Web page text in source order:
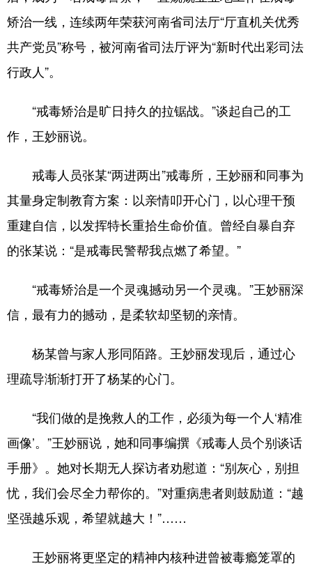
矫治一线，连续两年荣获河南省司法厅“厅直机关优秀
共产党员”称号，被河南省司法厅评为“新时代出彩司法
行政人”。
“戒毒矫治是旷日持久的拉锯战。”谈起自己的工
作，王妙丽说。
戒毒人员张某“两进两出”戒毒所，王妙丽和同事为
其量身定制教育方案：以亲情叩开心门，以心理干预
重建自信，以发挥特长重拾生命价值。曾经自暴自弃
的张某说：“是戒毒民警帮我点燃了希望。”
“戒毒矫治是一个灵魂撼动另一个灵魂。”王妙丽深
信，最有力的撼动，是柔软却坚韧的亲情。
杨某曾与家人形同陌路。王妙丽发现后，通过心
理疏导渐渐打开了杨某的心门。
“我们做的是挽救人的工作，必须为每一个人‘精准
画像’。”王妙丽说，她和同事编撰《戒毒人员个别谈话
手册》。她对长期无人探访者劝慰道：“别灰心，别担
忧，我们会尽全力帮你的。”对重病患者则鼓励道：“越
坚强越乐观，希望就越大！”……
王妙丽将更坚定的精神内核种进曾被毒瘾笼罩的